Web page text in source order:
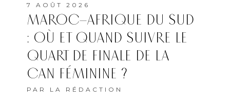
7 AOÛT 2026
MAROC–AFRIQUE DU SUD
: OÙ ET QUAND SUIVRE LE
QUART DE FINALE DE LA
CAN FÉMININE ?
PAR LA RÉDACTION